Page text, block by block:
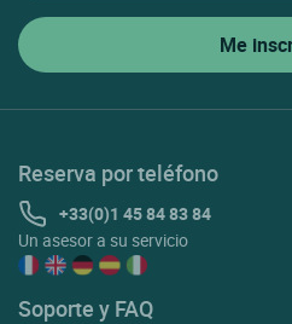
Reserva por teléfono
+33(0)1 45 84 83 84
Un asesor a su servicio
Soporte y FAQ